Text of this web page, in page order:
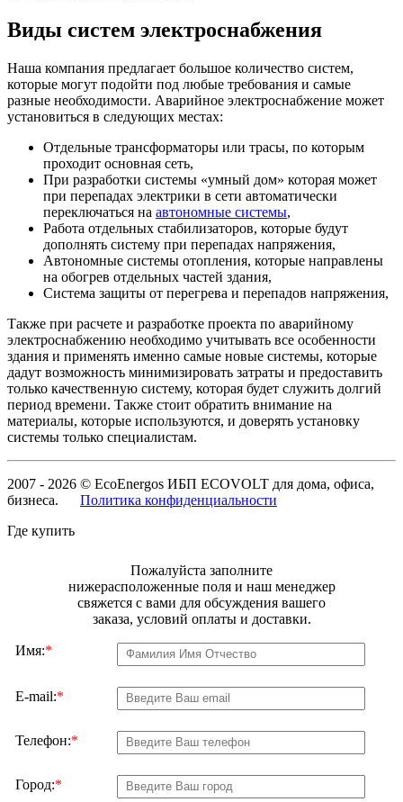
Виды систем электроснабжения
Наша компания предлагает большое количество систем,
которые могут подойти под любые требования и самые
разные необходимости. Аварийное электроснабжение может
установиться в следующих местах:
Отдельные трансформаторы или трасы, по которым
проходит основная сеть,
При разработки системы «умный дом» которая может
при перепадах электрики в сети автоматически
переключаться на автономные системы,
Работа отдельных стабилизаторов, которые будут
дополнять систему при перепадах напряжения,
Автономные системы отопления, которые направлены
на обогрев отдельных частей здания,
Система защиты от перегрева и перепадов напряжения,
Также при расчете и разработке проекта по аварийному
электроснабжению необходимо учитывать все особенности
здания и применять именно самые новые системы, которые
дадут возможность минимизировать затраты и предоставить
только качественную систему, которая будет служить долгий
период времени. Также стоит обратить внимание на
материалы, которые используются, и доверять установку
системы только специалистам.
2007 - 2026 © EcoEnergos ИБП ECOVOLT для дома, офиса,
бизнеса. Политика конфиденциальности
Где купить
Пожалуйста заполните
нижерасположенные поля и наш менеджер
свяжется с вами для обсуждения вашего
заказа, условий оплаты и доставки.
Имя:*
E-mail:*
Телефон:*
Город:*